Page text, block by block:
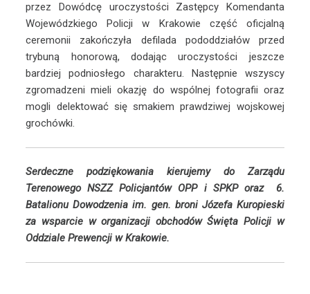
przez Dowódcę uroczystości Zastępcy Komendanta
Wojewódzkiego Policji w Krakowie część oficjalną
ceremonii zakończyła defilada pododdziałów przed
trybuną honorową, dodając uroczystości jeszcze
bardziej podniosłego charakteru. Następnie wszyscy
zgromadzeni mieli okazję do wspólnej fotografii oraz
mogli delektować się smakiem prawdziwej wojskowej
grochówki.
Serdeczne podziękowania kierujemy do Zarządu
Terenowego NSZZ Policjantów OPP i SPKP oraz 6.
Batalionu Dowodzenia im. gen. broni Józefa Kuropieski
za wsparcie w organizacji obchodów Święta Policji w
Oddziale Prewencji w Krakowie.